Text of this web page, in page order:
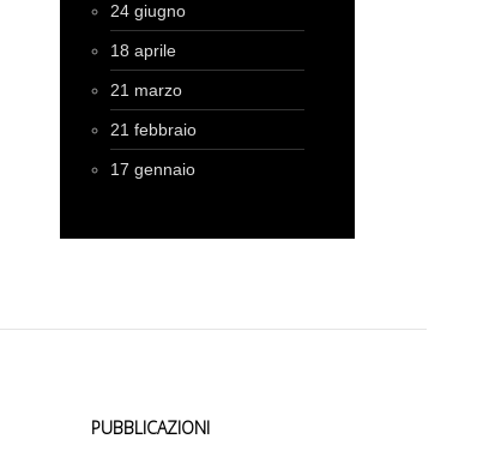
24 giugno
18 aprile
21 marzo
21 febbraio
17 gennaio
PUBBLICAZIONI